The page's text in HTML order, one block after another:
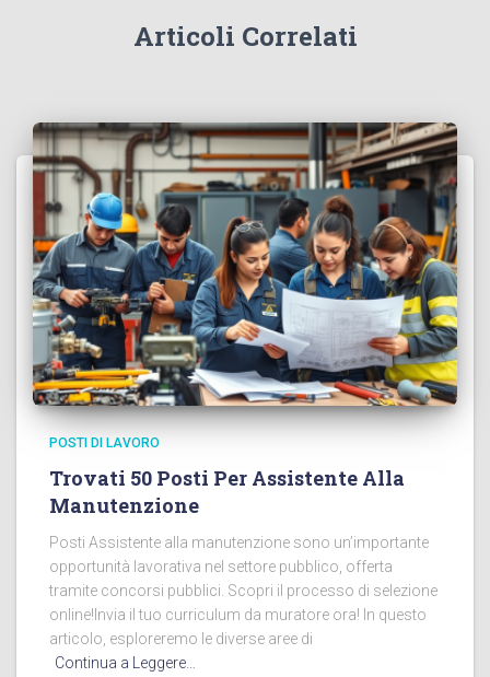
Articoli Correlati
POSTI DI LAVORO
Trovati 50 Posti Per Assistente Alla
Manutenzione
Posti Assistente alla manutenzione sono un’importante
opportunità lavorativa nel settore pubblico, offerta
tramite concorsi pubblici. Scopri il processo di selezione
online!Invia il tuo curriculum da muratore ora! In questo
articolo, esploreremo le diverse aree di
Continua a Leggere…